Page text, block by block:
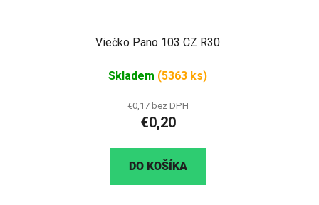
Viečko Pano 103 CZ R30
Skladem (5363 ks)
€0,17 bez DPH
€0,20
DO KOŠÍKA